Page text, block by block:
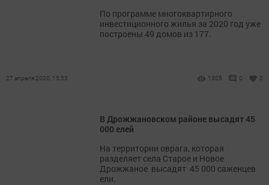
По программе многоквартирного
инвестиционного жилья за 2020 год уже
построены 49 домов из 177.
27 апреля 2020, 15:53 1305 0 0
В Дрожжановском районе высадят 45
000 елей
На территории оврага, которая
разделяет села Старое и Новое
Дрожжаное высадят 45 000 саженцев
ели.